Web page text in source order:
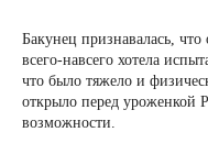
Бакунец признавалась, что
всего-навсего хотела
что было тяжело и
открыло перед уроженкой
возможности.